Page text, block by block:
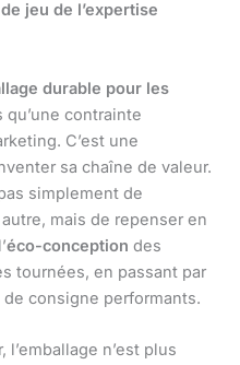
jeu de l’expertise
durable pour les
contrainte
C’est une
sa chaîne de valeur.
simplement de
mais de repenser en
éco-conception des
tournées, en passant par
consigne performants.
n’est plus